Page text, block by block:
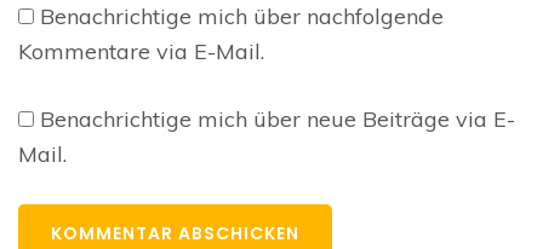
Benachrichtige mich über nachfolgende
Kommentare via E-Mail.
Benachrichtige mich über neue Beiträge via E-
Mail.